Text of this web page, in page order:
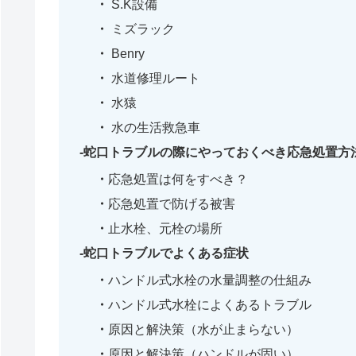
S.K設備
ミズラック
Benry
水道修理ルート
水猿
水の生活救急車
蛇口トラブルの際にやっておくべき応急処置方
応急処置は何をすべき？
応急処置で防げる被害
止水栓、元栓の場所
蛇口トラブルでよくある症状
ハンドル式水栓の水量調整の仕組み
ハンドル式水栓によくあるトラブル
原因と解決策（水が止まらない）